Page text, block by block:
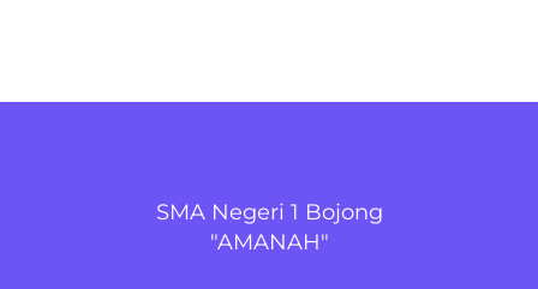
SMA Negeri 1 Bojong
"AMANAH"